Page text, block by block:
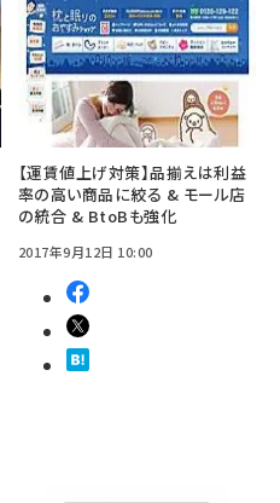
【運賃値上げ対策】品揃えは利益
率の高い商品に絞る & モール店
の統合 & BtoBも強化
2017年9月12日 10:00